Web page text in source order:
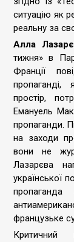
ситуацію як
реальну за
Алла
тижня» в
Франції
пропаганді,
простір,
Емануель
пропаганди.
на заходи
вони не
Лазарєва
української
пропаганда
французьке
Критичний